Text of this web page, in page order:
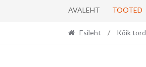
AVALEHT TOOTED
Esileht / Kõik